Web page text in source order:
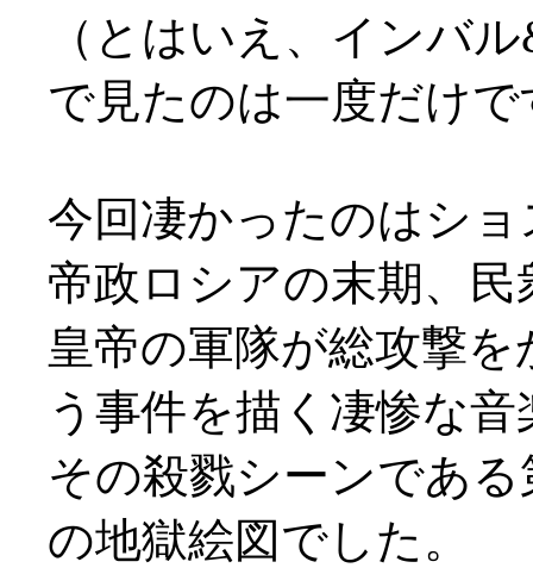
（とはいえ、インバ
で見たのは一度だけ
今回凄かったのはシ
帝政ロシアの末期、
皇帝の軍隊が総攻撃
う事件を描く凄惨な
その殺戮シーンであ
の地獄絵図でした。